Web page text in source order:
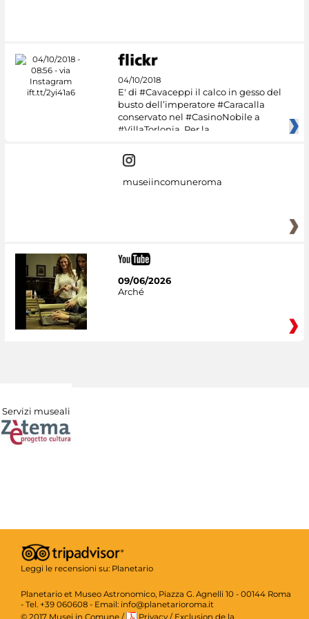
04/10/2018
E' di #Cavaceppi il calco in gesso del
busto dell’imperatore #Caracalla
conservato nel #CasinoNobile a
#VillaTorlonia. Per la
museiincomuneroma
09/06/2026
Arché
Servizi museali
Leggi le recensioni su: Planetario
Planetario et Museo Astronomico, Piazza G. Agnelli 10 - 00144 Roma
- Tel. +39 060608 - Email: info@planetarioroma.it